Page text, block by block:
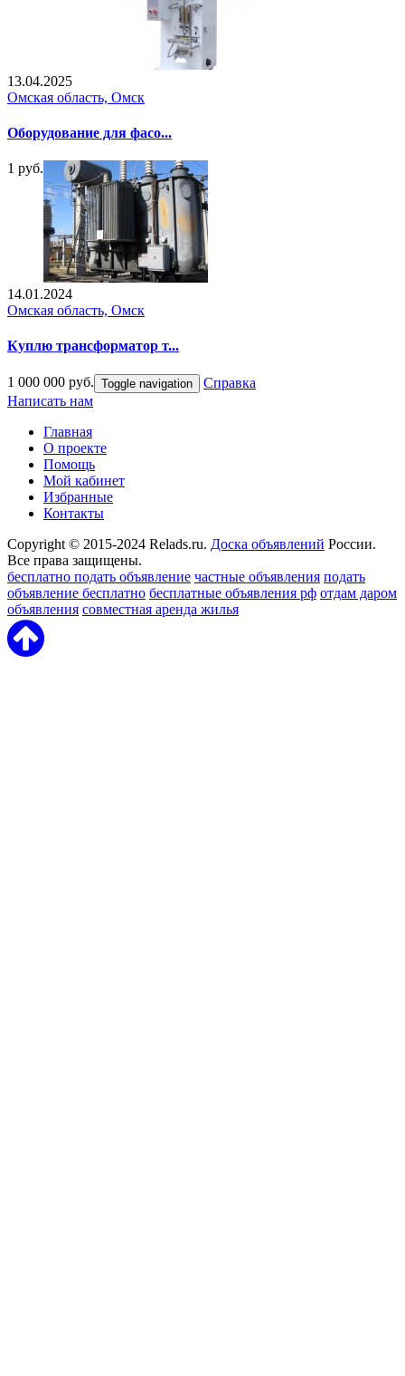
13.04.2025
Омская область, Омск
Оборудование для фасо...
1 руб.
14.01.2024
Омская область, Омск
Куплю трансформатор т...
1 000 000 руб. Toggle navigation
Справка
Написать нам
Главная
О проекте
Помощь
Мой кабинет
Избранные
Контакты
Copyright © 2015-2024 Relads.ru. Доска объявлений России.
Все права защищены.
бесплатно подать объявление частные объявления подать
объявление бесплатно бесплатные объявления рф отдам даром
объявления совместная аренда жилья